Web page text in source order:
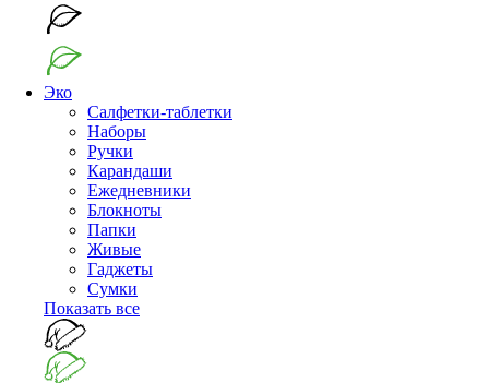
Эко
Салфетки-таблетки
Наборы
Ручки
Карандаши
Ежедневники
Блокноты
Папки
Живые
Гаджеты
Сумки
Показать все